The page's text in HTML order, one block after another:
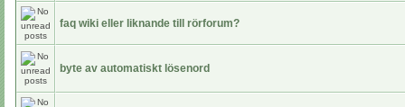
faq wiki eller liknande till rörforum?
byte av automatiskt lösenord